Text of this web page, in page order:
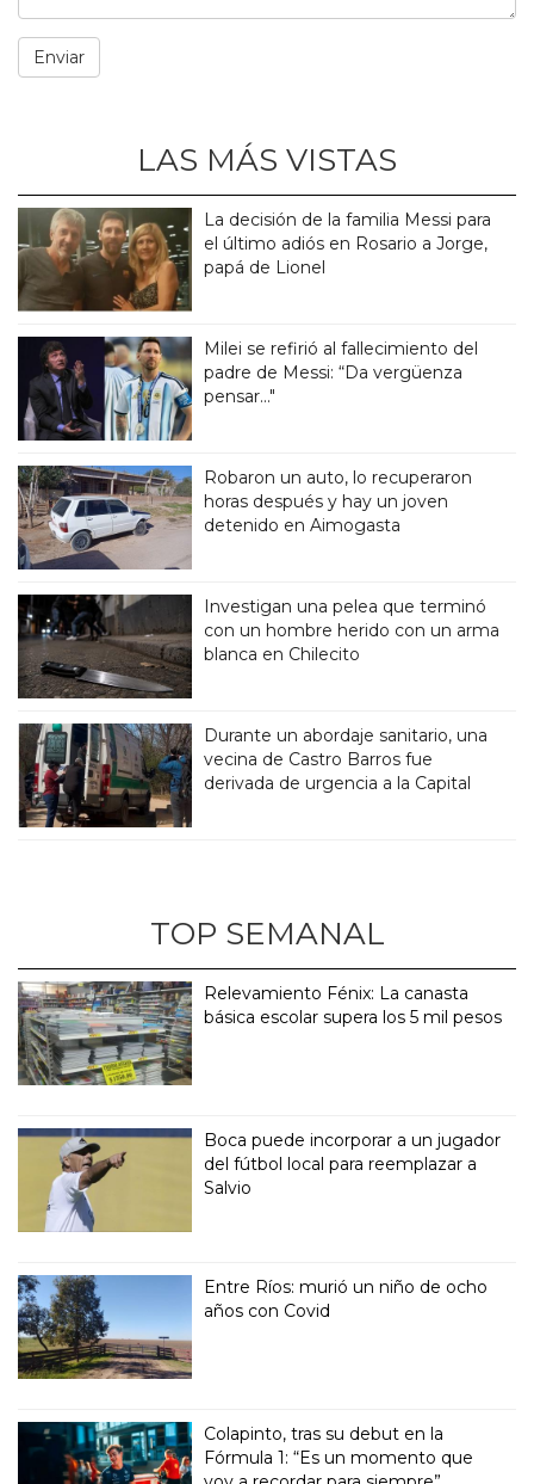
LAS MÁS VISTAS
La decisión de la familia Messi para
el último adiós en Rosario a Jorge,
papá de Lionel
Milei se refirió al fallecimiento del
padre de Messi: “Da vergüenza
pensar..."
Robaron un auto, lo recuperaron
horas después y hay un joven
detenido en Aimogasta
Investigan una pelea que terminó
con un hombre herido con un arma
blanca en Chilecito
Durante un abordaje sanitario, una
vecina de Castro Barros fue
derivada de urgencia a la Capital
TOP SEMANAL
Relevamiento Fénix: La canasta
básica escolar supera los 5 mil pesos
Boca puede incorporar a un jugador
del fútbol local para reemplazar a
Salvio
Entre Ríos: murió un niño de ocho
años con Covid
Colapinto, tras su debut en la
Fórmula 1: “Es un momento que